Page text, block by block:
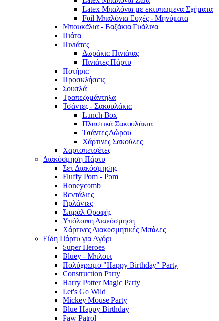
Latex Μπαλόνια με εκτυπωμένα Σχήματα
Foil Μπαλόνια Ευχές - Μηνύματα
Μπουκάλια - Βαζάκια Γυάλινα
Πιάτα
Πινιάτες
Δωράκια Πινιάτας
Πινιάτες Πάρτυ
Ποτήρια
Προσκλήσεις
Σουπλά
Τραπεζομάντηλα
Τσάντες - Σακουλάκια
Lunch Box
Πλαστικά Σακουλάκια
Τσάντες Δώρου
Χάρτινες Σακούλες
Χαρτοπετσέτες
Διακόσμηση Πάρτυ
Σετ Διακόσμησης
Fluffy Pom - Pom
Honeycomb
Βεντάλιες
Γιρλάντες
Σπιράλ Οροφής
Υπόλοιπη Διακόσμηση
Χάρτινες Διακοσμητικές Μπάλες
Είδη Πάρτυ για Αγόρι
Super Heroes
Bluey - Μπλουι
Πολύχρωμο "Happy Birthday" Party
Construction Party
Harry Potter Magic Party
Let's Go Wild
Mickey Mouse Party
Blue Happy Birthday
Paw Patrol